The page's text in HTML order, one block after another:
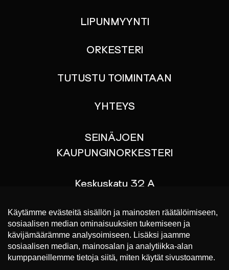
LIPUNMYYNTI
ORKESTERI
TUTUSTU TOIMINTAAN
YHTEYS
SEINÄJOEN
KAUPUNGINORKESTERI
Keskuskatu 32 A
p. 044 767 9070
Liput konsertteihin
https://www.lippu.fi/